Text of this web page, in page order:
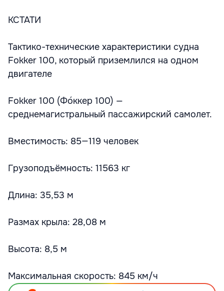
КСТАТИ
Тактико-технические характеристики судна
Fokker 100, который приземлился на одном
двигателе
Fokker 100 (Фо́ккер 100) —
среднемагистральный пассажирский самолет.
Вместимость: 85—119 человек
Грузоподъёмность: 11563 кг
Длина: 35,53 м
Размах крыла: 28,08 м
Высота: 8,5 м
Максимальная скорость: 845 км/ч